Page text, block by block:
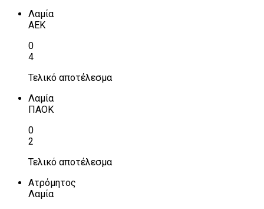
Λαμία
ΑΕΚ
0
4
Τελικό αποτέλεσμα
Λαμία
ΠΑΟΚ
0
2
Τελικό αποτέλεσμα
Ατρόμητος
Λαμία